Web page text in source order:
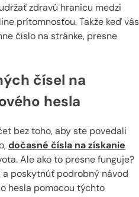
zdravú hranicu medzi
prítomnosťou. Takže keď vás
číslo na stránke, presne
čísel na
hesla
bez toho, aby ste povedali
dočasné čísla na získanie
Ale ako to presne funguje?
poskytnúť podrobný návod
hesla pomocou týchto